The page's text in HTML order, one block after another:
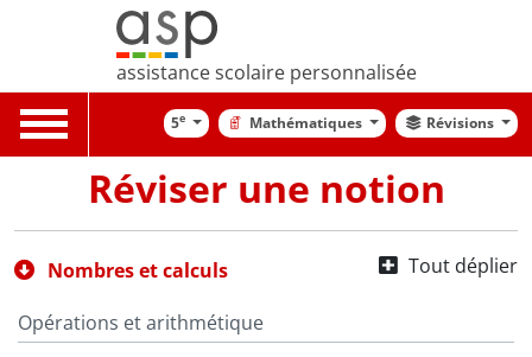
assistance scolaire personnalisée
Toggle
navigation
5e Mathématiques Révisions
Réviser une notion
Tout déplier
Nombres et calculs
Opérations et arithmétique